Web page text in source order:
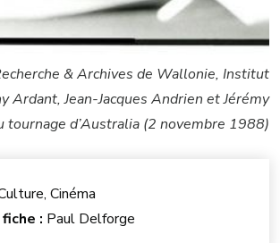
& Archives de Wallonie, Institut
Ardant, Jean-Jacques Andrien et Jérémy
tournage d’Australia (2 novembre 1988)
Cinéma
: Paul Delforge